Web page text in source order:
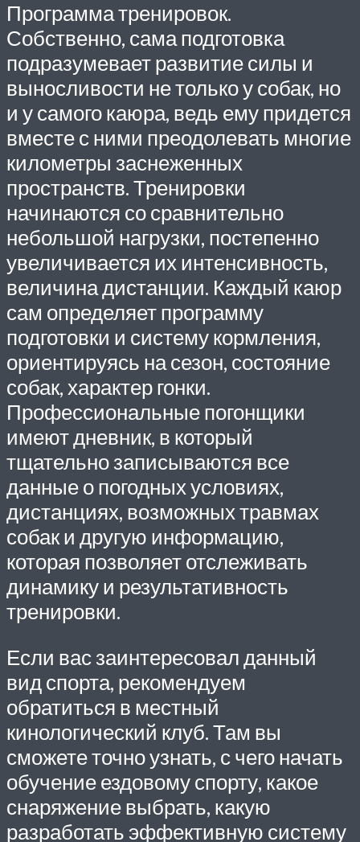
Программа тренировок.
Собственно, сама подготовка
подразумевает развитие силы и
выносливости не только у собак, но
и у самого каюра, ведь ему придется
вместе с ними преодолевать многие
километры заснеженных
пространств. Тренировки
начинаются со сравнительно
небольшой нагрузки, постепенно
увеличивается их интенсивность,
величина дистанции. Каждый каюр
сам определяет программу
подготовки и систему кормления,
ориентируясь на сезон, состояние
собак, характер гонки.
Профессиональные погонщики
имеют дневник, в который
тщательно записываются все
данные о погодных условиях,
дистанциях, возможных травмах
собак и другую информацию,
которая позволяет отслеживать
динамику и результативность
тренировки.
Если вас заинтересовал данный
вид спорта, рекомендуем
обратиться в местный
кинологический клуб. Там вы
сможете точно узнать, с чего начать
обучение ездовому спорту, какое
снаряжение выбрать, какую
разработать эффективную систему